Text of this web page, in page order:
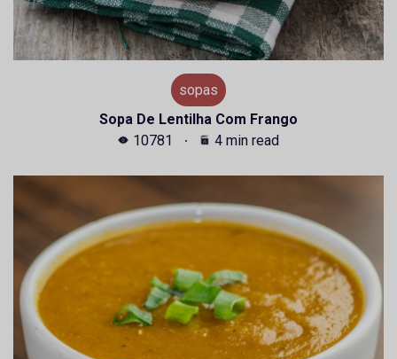
sopas
Sopa De Lentilha Com Frango
10781
4 min read